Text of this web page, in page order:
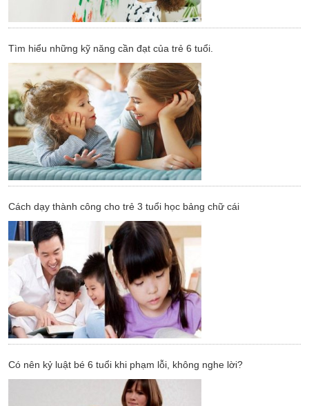
Tìm hiểu những kỹ năng cần đạt của trẻ 6 tuổi.
Cách dạy thành công cho trẻ 3 tuổi học bảng chữ cái
Có nên kỷ luật bé 6 tuổi khi phạm lỗi, không nghe lời?